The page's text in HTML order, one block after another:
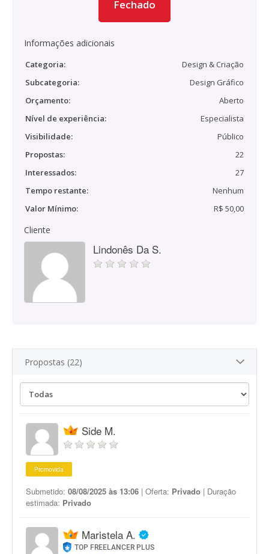
Fechado
Informações adicionais
Categoria:
Design & Criação
Subcategoria:
Design Gráfico
Orçamento:
Aberto
Nível de experiência:
Especialista
Visibilidade:
Público
Propostas:
22
Interessados:
27
Tempo restante:
Nenhum
Valor Mínimo:
R$ 50,00
Cliente
Lindonês Da S.
Propostas (22)
Side M.
Promovida
Submetido: 08/08/2025 às 13:06 | Oferta: Privado | Duração
estimada: Privado
Maristela A.
TOP FREELANCER PLUS